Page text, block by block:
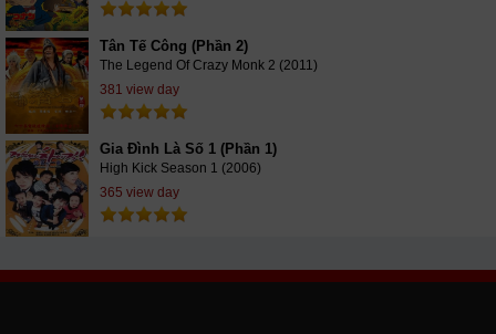
Tân Tế Công (Phần 2)
The Legend Of Crazy Monk 2 (2011)
381 view day
Gia Đình Là Số 1 (Phần 1)
High Kick Season 1 (2006)
365 view day